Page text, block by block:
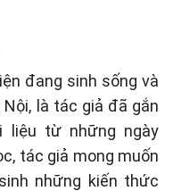
đang sinh sống và
Nội, là tác giả đã gắn
liệu từ những ngày
tác giả mong muốn
những kiến thức